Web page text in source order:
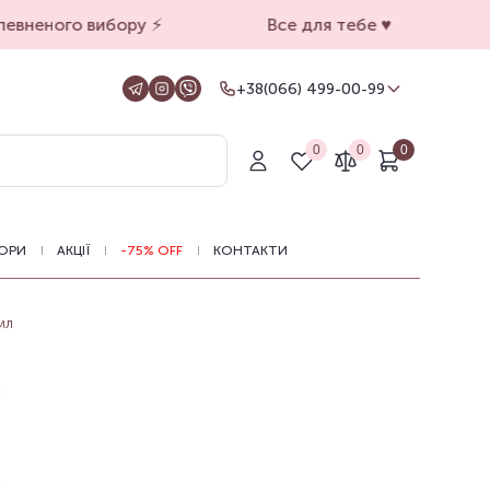
вибору ⚡️ Все для тебе ♥️
+38(066) 499-00-99
Для замовлень на сайті
+38(099) 069-90-00
Магазин Харків
Оформлення замовлень на сайті
0 0 0
АКЦІЇ -75% OFF КОНТАКТИ